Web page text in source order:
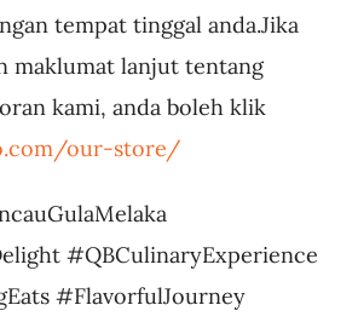
tempat tinggal anda.Jika
maklumat lanjut tentang
kami, anda boleh klik
our-store/
#QBCulinaryExperience
#FlavorfulJourney